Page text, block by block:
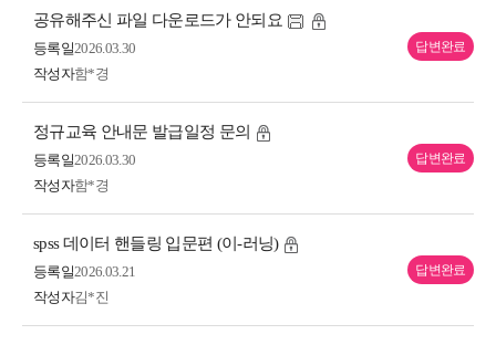
답변완료
공유해주신 파일 다운로드가 안되요
등록일2026.03.30
작성자함*경
답변완료
정규교육 안내문 발급일정 문의
등록일2026.03.30
작성자함*경
답변완료
spss 데이터 핸들링 입문편 (이-러닝)
등록일2026.03.21
작성자김*진